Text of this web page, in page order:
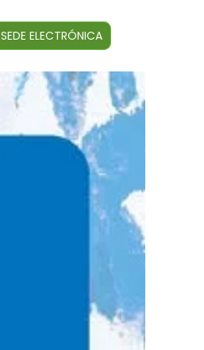
SEDE ELECTRÓNICA